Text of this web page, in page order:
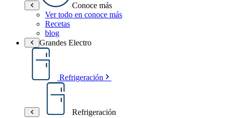
Conoce más
Ver todo en conoce más
Recetas
blog
Grandes Electro
Refrigeración
Refrigeración